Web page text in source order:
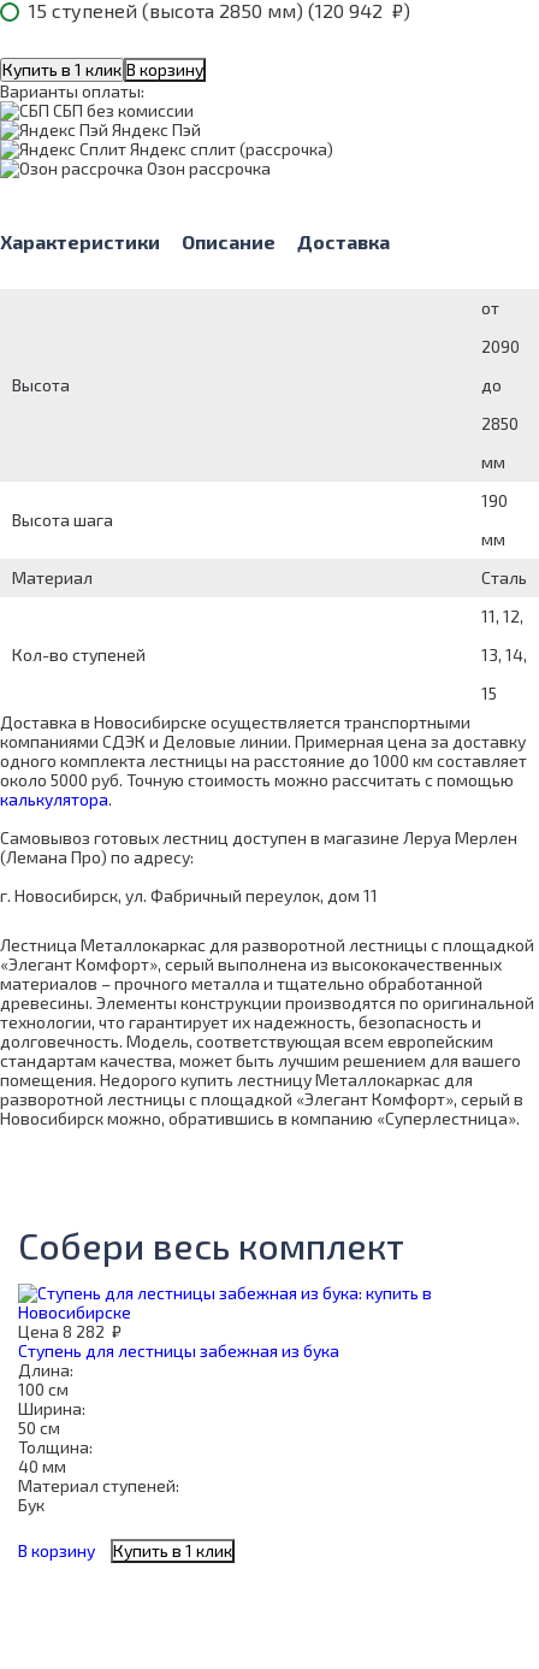
15 ступеней (высота 2850 мм) (120 942 ₽)
Купить в 1 клик В корзину
Варианты оплаты:
СБП без комиссии
Яндекс Пэй
Яндекс сплит (рассрочка)
Озон рассрочка
Характеристики Описание Доставка
Высота
от
2090
до
2850
мм
Высота шага
190
мм
Материал
Сталь
Кол-во ступеней
11, 12,
13, 14,
15
Доставка в Новосибирске осуществляется транспортными
компаниями СДЭК и Деловые линии. Примерная цена за доставку
одного комплекта лестницы на расстояние до 1000 км составляет
около 5000 руб. Точную стоимость можно рассчитать с помощью
калькулятора.
Самовывоз готовых лестниц доступен в магазине Леруа Мерлен
(Лемана Про) по адресу:
г. Новосибирск, ул. Фабричный переулок, дом 11
Лестница Металлокаркас для разворотной лестницы с площадкой
«Элегант Комфорт», серый выполнена из высококачественных
материалов – прочного металла и тщательно обработанной
древесины. Элементы конструкции производятся по оригинальной
технологии, что гарантирует их надежность, безопасность и
долговечность. Модель, соответствующая всем европейским
стандартам качества, может быть лучшим решением для вашего
помещения. Недорого купить лестницу Металлокаркас для
разворотной лестницы с площадкой «Элегант Комфорт», серый в
Новосибирск можно, обратившись в компанию «Суперлестница».
Собери весь комплект
Цена 8 282 ₽
Ступень для лестницы забежная из бука
Длина:
100 см
Ширина:
50 см
Толщина:
40 мм
Материал ступеней:
Бук
В корзину Купить в 1 клик